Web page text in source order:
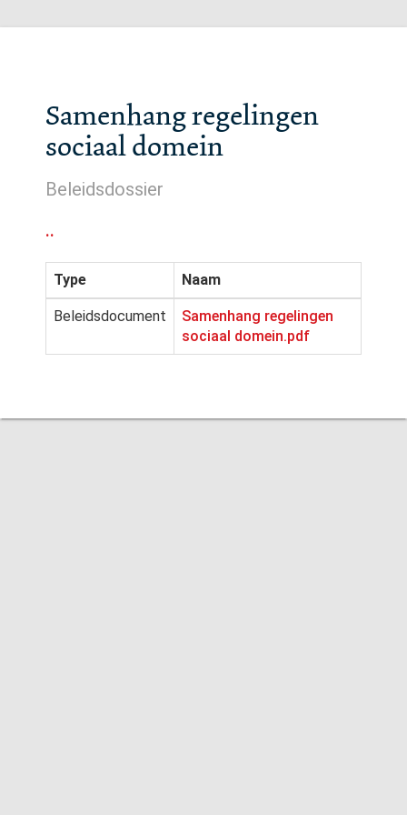
Samenhang regelingen
sociaal domein
Beleidsdossier
..
Type Naam
Beleidsdocument
Samenhang regelingen
sociaal domein.pdf